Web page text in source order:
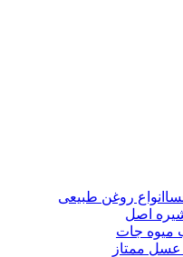
انواع روغن طبیعی
شیره اصل
میوه جات
عسل ممتاز